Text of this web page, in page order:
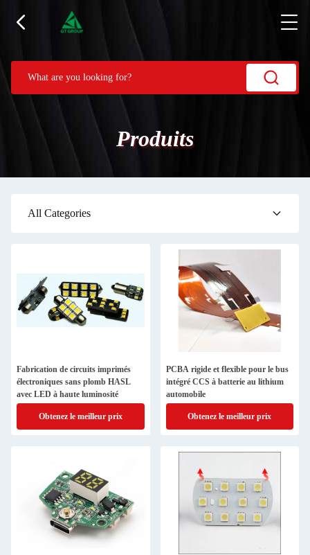
Produits
All Categories
Fabrication de circuits imprimés
électroniques sans plomb HASL
avec LED à haute luminosité
Obtenez le meilleur prix
PCBA rigide et flexible pour le bus
intégré CCS à batterie au lithium
automobile
Obtenez le meilleur prix